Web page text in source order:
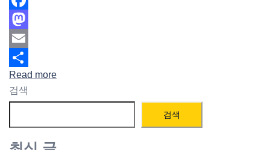
Facebook
Mastodon
Email
Share
Read more
검색
검색